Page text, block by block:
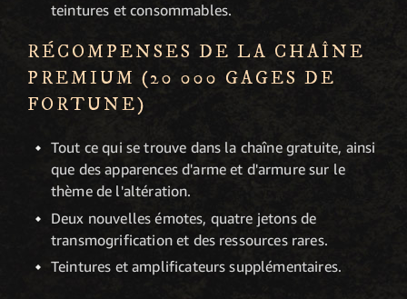
teintures et consommables.
RÉCOMPENSES DE LA CHAÎNE
PREMIUM (20 000 GAGES DE
FORTUNE)
Tout ce qui se trouve dans la chaîne gratuite, ainsi
que des apparences d'arme et d'armure sur le
thème de l'altération.
Deux nouvelles émotes, quatre jetons de
transmogrification et des ressources rares.
Teintures et amplificateurs supplémentaires.